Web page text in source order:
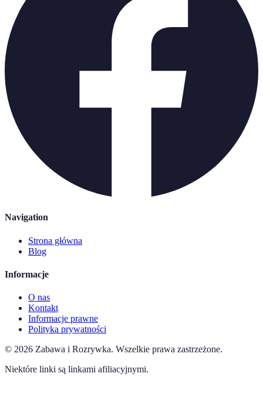
Navigation
Strona główna
Blog
Informacje
O nas
Kontakt
Informacje prawne
Polityka prywatności
© 2026 Zabawa i Rozrywka. Wszelkie prawa zastrzeżone.
Niektóre linki są linkami afiliacyjnymi.